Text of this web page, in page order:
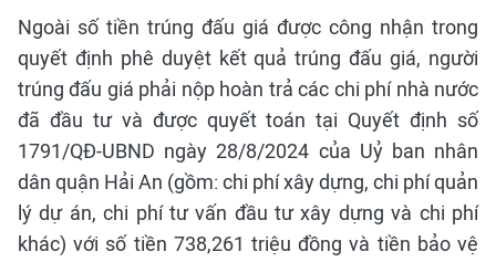
Ngoài số tiền trúng đấu giá được công nhận trong
quyết định phê duyệt kết quả trúng đấu giá, người
trúng đấu giá phải nộp hoàn trả các chi phí nhà nước
đã đầu tư và được quyết toán tại Quyết định số
1791/QĐ-UBND ngày 28/8/2024 của Uỷ ban nhân
dân quận Hải An (gồm: chi phí xây dựng, chi phí quản
lý dự án, chi phí tư vấn đầu tư xây dựng và chi phí
khác) với số tiền 738,261 triệu đồng và tiền bảo vệ